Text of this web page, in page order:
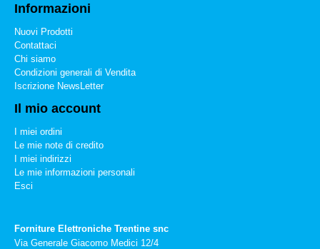
Informazioni
Nuovi Prodotti
Contattaci
Chi siamo
Condizioni generali di Vendita
Iscrizione NewsLetter
Il mio account
I miei ordini
Le mie note di credito
I miei indirizzi
Le mie informazioni personali
Esci
Forniture Elettroniche Trentine snc
Via Generale Giacomo Medici 12/4